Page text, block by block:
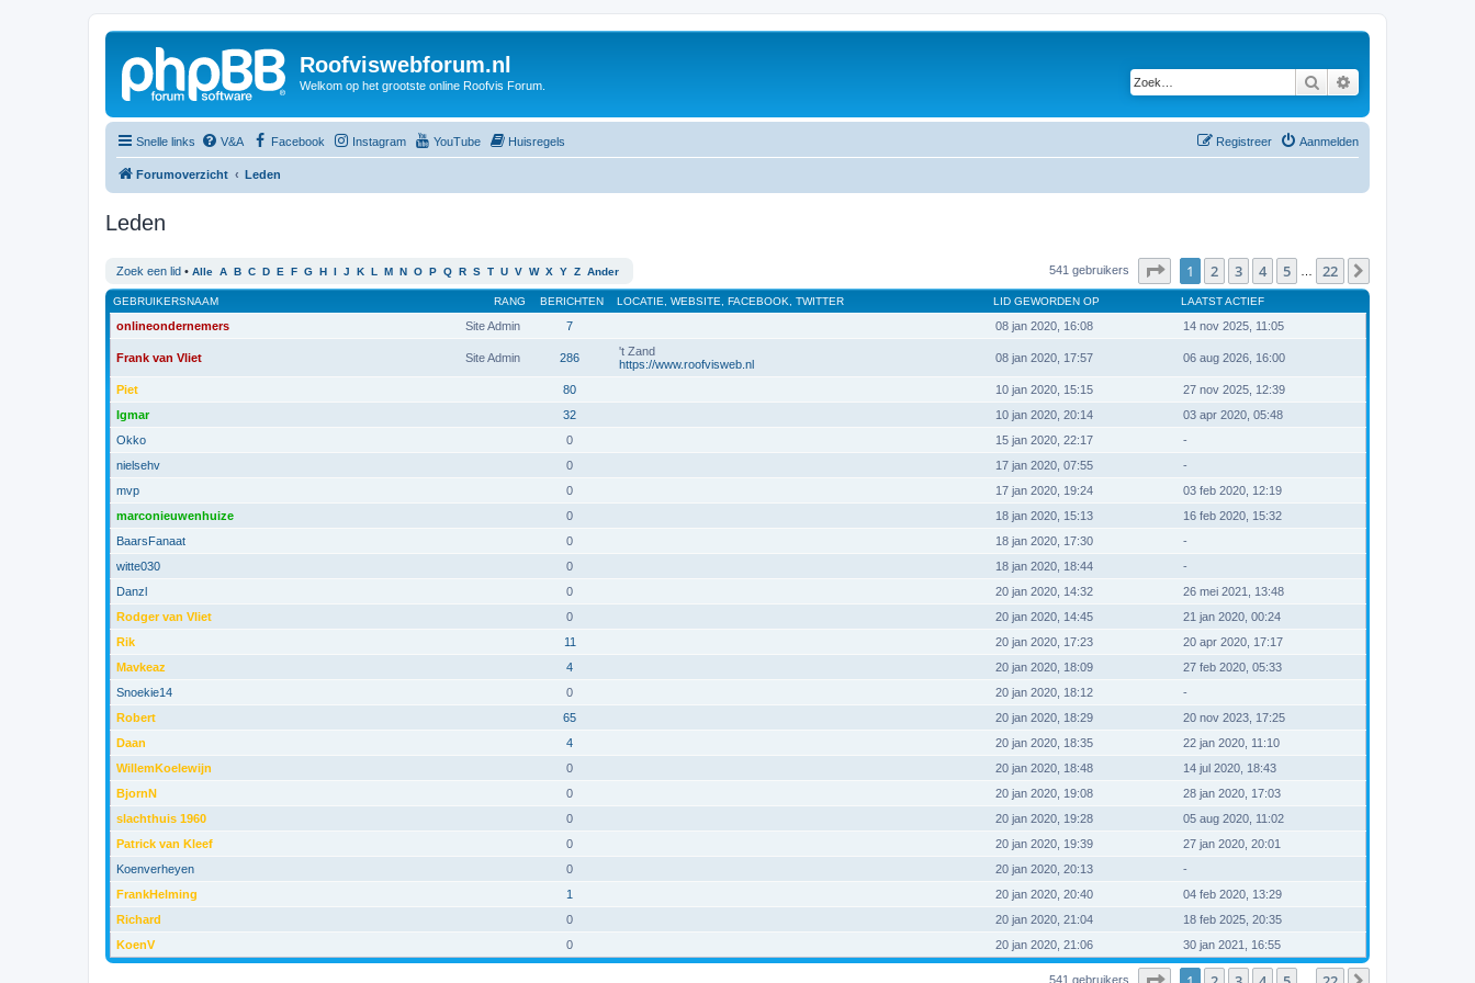
Roofviswebforum.nl
Welkom op het grootste online Roofvis Forum. Zoek
Snelle links V&A Facebook Instagram YouTube Huisregels Aanmelden
Registreer
Forumoverzicht Leden
Leden
Zoek een lid • Alle A B C D E F G H I J K L M N O P Q R S T U V W X Y Z Ander 541 gebruikers Pagina1 van 22
1 2 3 4 5 22
RANG
GEBRUIKERSNAAM BERICHTEN LOCATIE, WEBSITE, FACEBOOK, TWITTER LID GEWORDEN OP LAATST ACTIEF
Site Admin
onlineondernemers 7 08 jan 2020, 16:08 14 nov 2025, 11:05
Site Admin
Frank van Vliet 286
't Zand
https://www.roofvisweb.nl
08 jan 2020, 17:57 06 aug 2026, 16:00
Piet 80 10 jan 2020, 15:15
27 nov 2025, 12:39
Igmar
32 10 jan 2020, 20:14
03 apr 2020, 05:48
Okko
0 15 jan 2020, 22:17
-
nielsehv
0 17 jan 2020, 07:55
-
mvp
0 17 jan 2020, 19:24
03 feb 2020, 12:19
marconieuwenhuize
0 18 jan 2020, 15:13
16 feb 2020, 15:32
BaarsFanaat
0 18 jan 2020, 17:30
-
witte030
0 18 jan 2020, 18:44
-
Danzl
0 20 jan 2020, 14:32
26 mei 2021, 13:48
Rodger van Vliet
0 20 jan 2020, 14:45
21 jan 2020, 00:24
Rik
11 20 jan 2020, 17:23
20 apr 2020, 17:17
Mavkeaz
4 20 jan 2020, 18:09
27 feb 2020, 05:33
Snoekie14
0 20 jan 2020, 18:12
-
Robert
65 20 jan 2020, 18:29
20 nov 2023, 17:25
Daan
4 20 jan 2020, 18:35
22 jan 2020, 11:10
WillemKoelewijn
0 20 jan 2020, 18:48
14 jul 2020, 18:43
BjornN
0 20 jan 2020, 19:08
28 jan 2020, 17:03
slachthuis 1960
0 20 jan 2020, 19:28
05 aug 2020, 11:02
Patrick van Kleef
0 20 jan 2020, 19:39
27 jan 2020, 20:01
Koenverheyen
0 20 jan 2020, 20:13
-
FrankHelming
1 20 jan 2020, 20:40
04 feb 2020, 13:29
Richard
0 20 jan 2020, 21:04
18 feb 2025, 20:35
KoenV
0 20 jan 2020, 21:06 30 jan 2021, 16:55
541 gebruikers